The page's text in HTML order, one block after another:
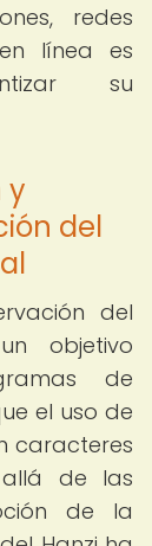
redes
línea es
su
y
del
del
objetivo
de
el uso de
caracteres
de las
de la